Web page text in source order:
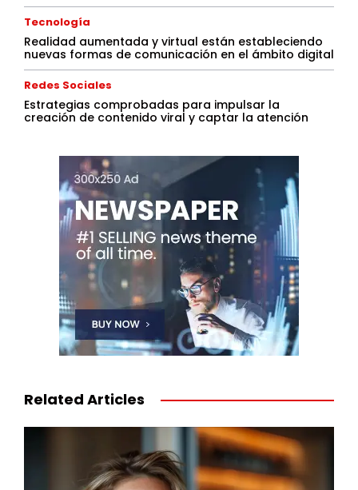
Tecnología
Realidad aumentada y virtual están estableciendo
nuevas formas de comunicación en el ámbito digital
Redes Sociales
Estrategias comprobadas para impulsar la
creación de contenido viral y captar la atención
Related Articles